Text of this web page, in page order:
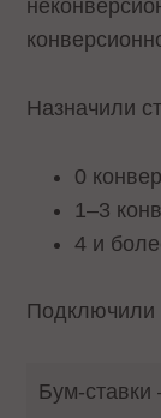
Назначили
0
1–3
4 и
Подключили
Бум-ставки